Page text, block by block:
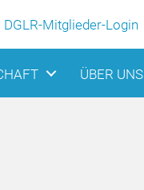
DGLR-Mitglieder-Login
ÜBER UNS